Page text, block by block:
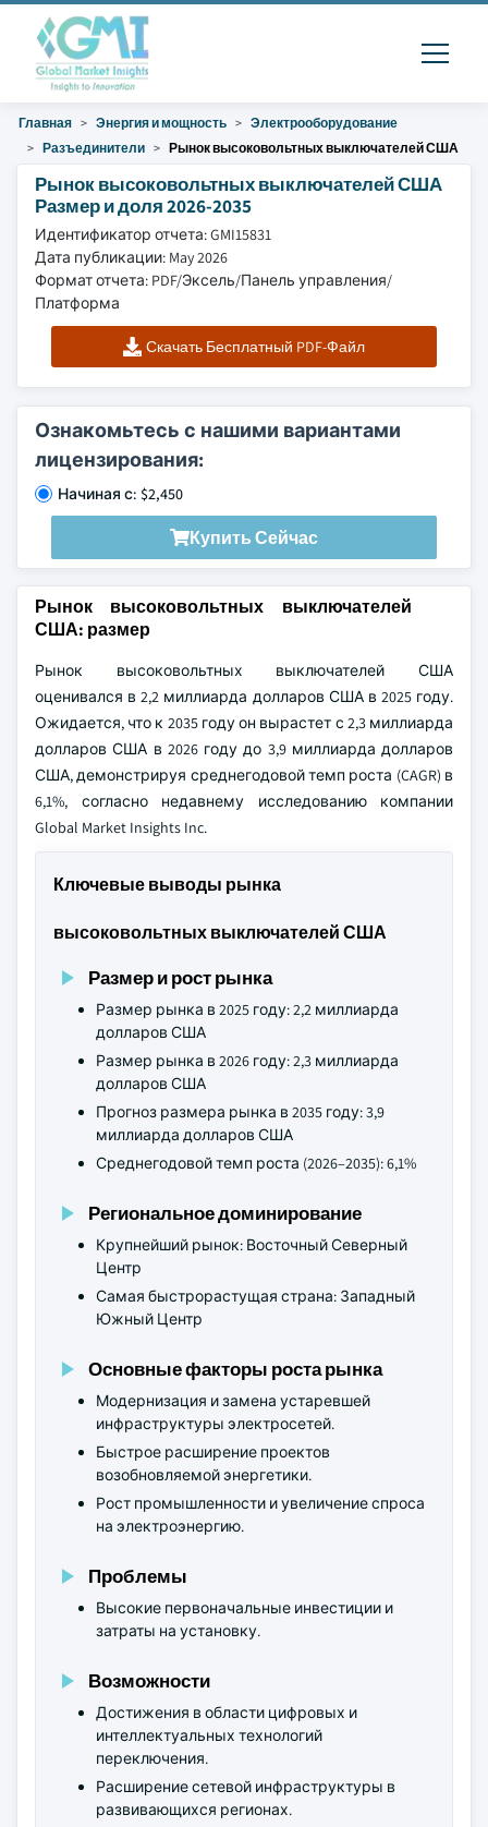
Главная Энергия и мощность
Электрооборудование
Разъединители
Рынок высоковольтных выключателей США
Рынок высоковольтных выключателей США
Размер и доля 2026-2035
Идентификатор отчета: GMI15831
Дата публикации: May 2026
Формат отчета: PDF/Эксель/Панель управления/
Платформа
Скачать Бесплатный PDF-Файл
Ознакомьтесь с нашими вариантами
лицензирования:
Начиная с: $2,450
Купить Сейчас
Рынок высоковольтных выключателей
США: размер
Рынок высоковольтных выключателей США
оценивался в 2,2 миллиарда долларов США в 2025 году.
Ожидается, что к 2035 году он вырастет с 2,3 миллиарда
долларов США в 2026 году до 3,9 миллиарда долларов
США, демонстрируя среднегодовой темп роста (CAGR) в
6,1%, согласно недавнему исследованию компании
Global Market Insights Inc.
Ключевые выводы рынка
высоковольтных выключателей США
Размер и рост рынка
Размер рынка в 2025 году: 2,2 миллиарда
долларов США
Размер рынка в 2026 году: 2,3 миллиарда
долларов США
Прогноз размера рынка в 2035 году: 3,9
миллиарда долларов США
Среднегодовой темп роста (2026–2035): 6,1%
Региональное доминирование
Крупнейший рынок: Восточный Северный
Центр
Самая быстрорастущая страна: Западный
Южный Центр
Основные факторы роста рынка
Модернизация и замена устаревшей
инфраструктуры электросетей.
Быстрое расширение проектов
возобновляемой энергетики.
Рост промышленности и увеличение спроса
на электроэнергию.
Проблемы
Высокие первоначальные инвестиции и
затраты на установку.
Возможности
Достижения в области цифровых и
интеллектуальных технологий
переключения.
Расширение сетевой инфраструктуры в
развивающихся регионах.